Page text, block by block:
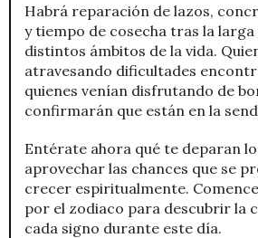
Habrá reparación de lazos,
y tiempo de cosecha tras la larga
distintos ámbitos de la vida.
atravesando dificultades
quienes venían disfrutando de
confirmarán que están en la
Entérate ahora qué te deparan
aprovechar las chances que se
crecer espiritualmente.
por el zodiaco para descubrir la
cada signo durante este día.